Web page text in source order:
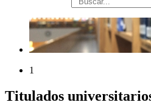
1
Titulados